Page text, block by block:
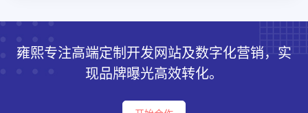
雍熙专注高端定制开发网站及数字化营销，实
现品牌曝光高效转化。